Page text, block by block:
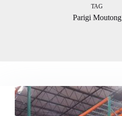
TAG
Parigi Moutong